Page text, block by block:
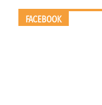
FACEBOOK